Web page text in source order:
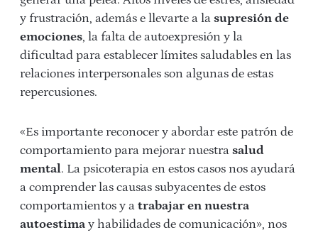
y frustración, además e llevarte a la supresión de
emociones, la falta de autoexpresión y la
dificultad para establecer límites saludables en las
relaciones interpersonales son algunas de estas
repercusiones.
«Es importante reconocer y abordar este patrón de
comportamiento para mejorar nuestra salud
mental. La psicoterapia en estos casos nos ayudará
a comprender las causas subyacentes de estos
comportamientos y a trabajar en nuestra
autoestima y habilidades de comunicación», nos